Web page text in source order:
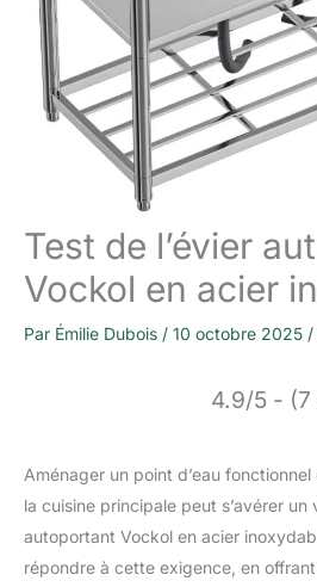
Test de l’évier
Vockol en acier
Par Émilie Dubois / 10 octobre 2025 /
4.9/5 - (7
Aménager un point d’eau
la cuisine principale peut s’avérer un
autoportant Vockol en acier
répondre à cette exigence, en